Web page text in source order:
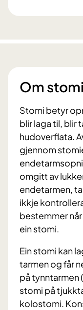
Om stomi
Stomi betyr
blir laga til, blir
hudoverflata.
gjennom
omgitt av
endetarmen,
ikkje
bestemmer
ein stomi.
Ein stomi kan
tarmen og får
på tynntarmen
stomi på
kolostomi.